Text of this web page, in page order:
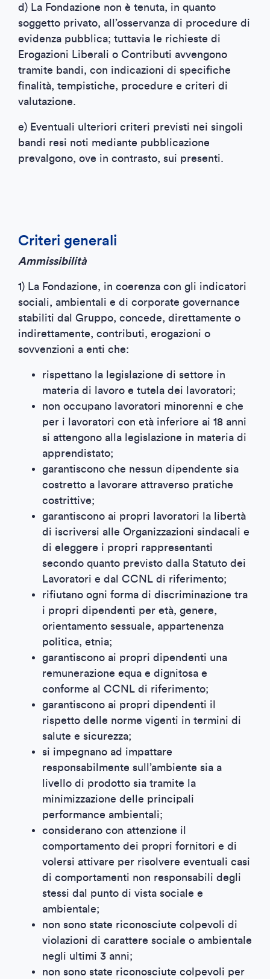
d) La Fondazione non è tenuta, in quanto
soggetto privato, all’osservanza di procedure di
evidenza pubblica; tuttavia le richieste di
Erogazioni Liberali o Contributi avvengono
tramite bandi, con indicazioni di specifiche
finalità, tempistiche, procedure e criteri di
valutazione.
e) Eventuali ulteriori criteri previsti nei singoli
bandi resi noti mediante pubblicazione
prevalgono, ove in contrasto, sui presenti.
Criteri generali
Ammissibilità
1) La Fondazione, in coerenza con gli indicatori
sociali, ambientali e di corporate governance
stabiliti dal Gruppo, concede, direttamente o
indirettamente, contributi, erogazioni o
sovvenzioni a enti che:
rispettano la legislazione di settore in
materia di lavoro e tutela dei lavoratori;
non occupano lavoratori minorenni e che
per i lavoratori con età inferiore ai 18 anni
si attengono alla legislazione in materia di
apprendistato;
garantiscono che nessun dipendente sia
costretto a lavorare attraverso pratiche
costrittive;
garantiscono ai propri lavoratori la libertà
di iscriversi alle Organizzazioni sindacali e
di eleggere i propri rappresentanti
secondo quanto previsto dalla Statuto dei
Lavoratori e dal CCNL di riferimento;
rifiutano ogni forma di discriminazione tra
i propri dipendenti per età, genere,
orientamento sessuale, appartenenza
politica, etnia;
garantiscono ai propri dipendenti una
remunerazione equa e dignitosa e
conforme al CCNL di riferimento;
garantiscono ai propri dipendenti il
rispetto delle norme vigenti in termini di
salute e sicurezza;
si impegnano ad impattare
responsabilmente sull’ambiente sia a
livello di prodotto sia tramite la
minimizzazione delle principali
performance ambientali;
considerano con attenzione il
comportamento dei propri fornitori e di
volersi attivare per risolvere eventuali casi
di comportamenti non responsabili degli
stessi dal punto di vista sociale e
ambientale;
non sono state riconosciute colpevoli di
violazioni di carattere sociale o ambientale
negli ultimi 3 anni;
non sono state riconosciute colpevoli per